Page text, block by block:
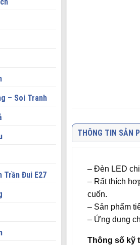
– Soi Tranh
Trần Đui E27
THÔNG TIN SẢN
– Đèn LED
– Rất thích
cuốn.
– Sản phẩm
– Ứng dụng
Thông số kỹ